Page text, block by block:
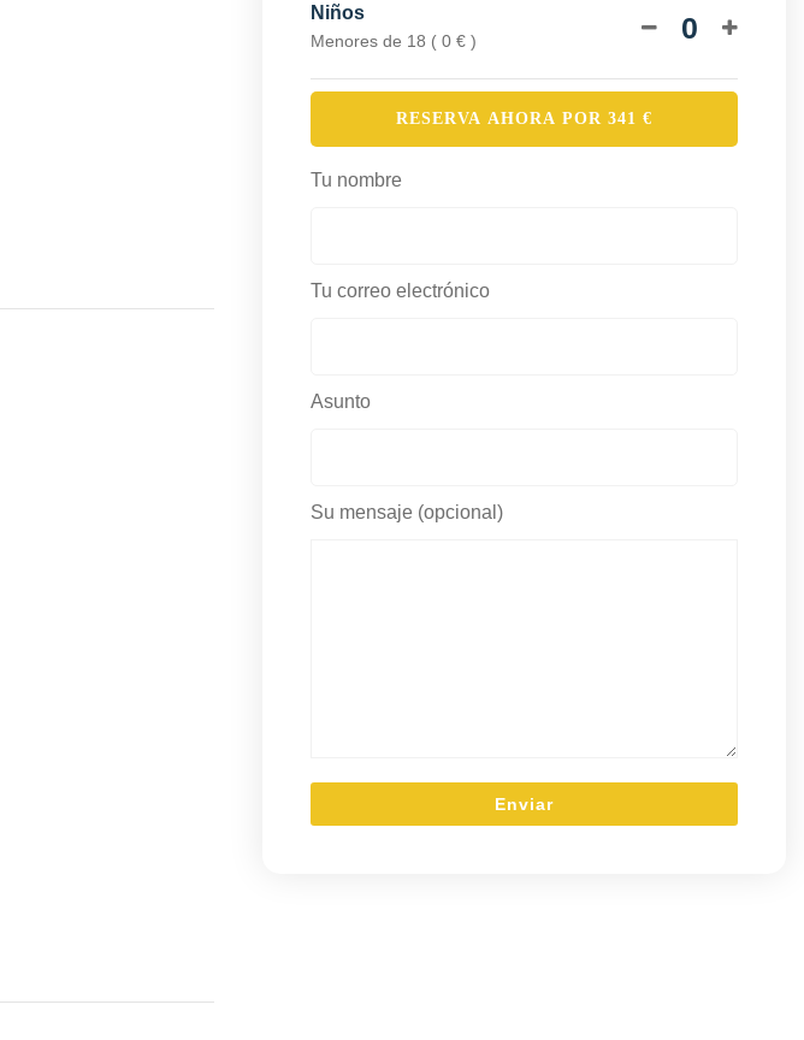
Niños
Menores de 18 ( 0 € ) 0
RESERVA AHORA POR 341 €
Tu nombre
Tu correo electrónico
Asunto
Su mensaje (opcional)